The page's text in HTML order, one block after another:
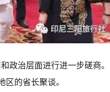
治层面进行进一步磋商。
的省长聚谈。